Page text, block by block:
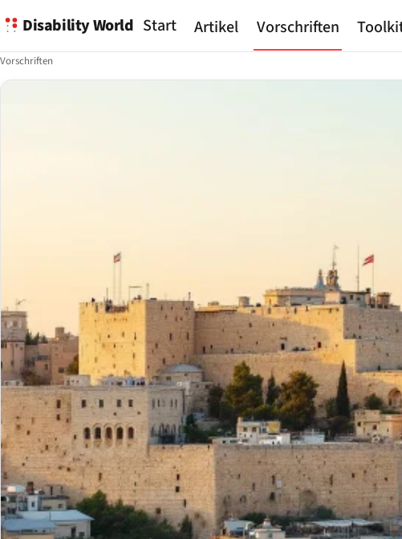
Disability World Start Artikel Vorschriften
Vorschriften